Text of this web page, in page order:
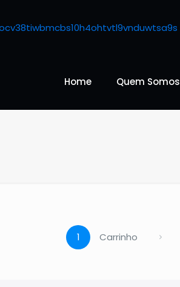
Home Quem Somos
1 Carrinho